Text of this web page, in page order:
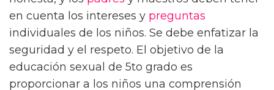
en cuenta los intereses y preguntas
individuales de los niños. Se debe enfatizar la
seguridad y el respeto. El objetivo de la
educación sexual de 5to grado es
proporcionar a los niños una comprensión